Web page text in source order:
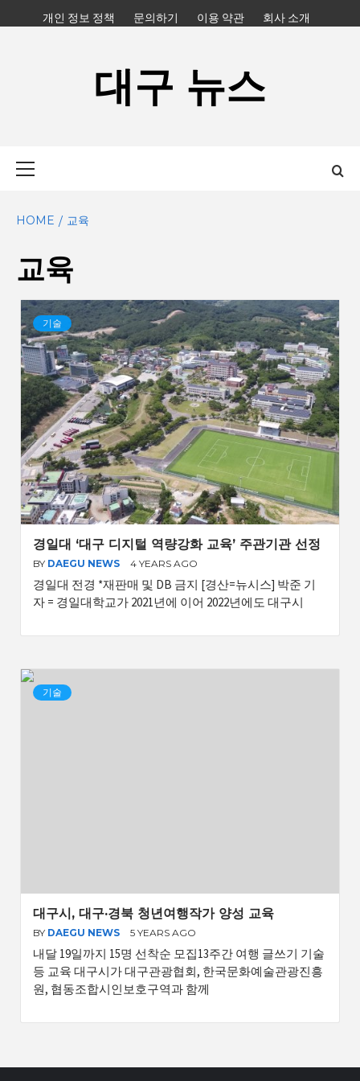
to
개인 정보 정책 문의하기 이용 약관 회사 소개
대구 뉴스
HOME 교육
교육
기술
경일대 ‘대구 디지털 역량강화 교육’ 주관기관 선정
BY DAEGU NEWS 4 YEARS AGO
경일대 전경 *재판매 및 DB 금지 [경산=뉴시스] 박준 기
자 = 경일대학교가 2021년에 이어 2022년에도 대구시
기술
대구시, 대구·경북 청년여행작가 양성 교육
BY DAEGU NEWS 5 YEARS AGO
내달 19일까지 15명 선착순 모집13주간 여행 글쓰기 기술
등 교육 대구시가 대구관광협회, 한국문화예술관광진흥
원, 협동조합시인보호구역과 함께